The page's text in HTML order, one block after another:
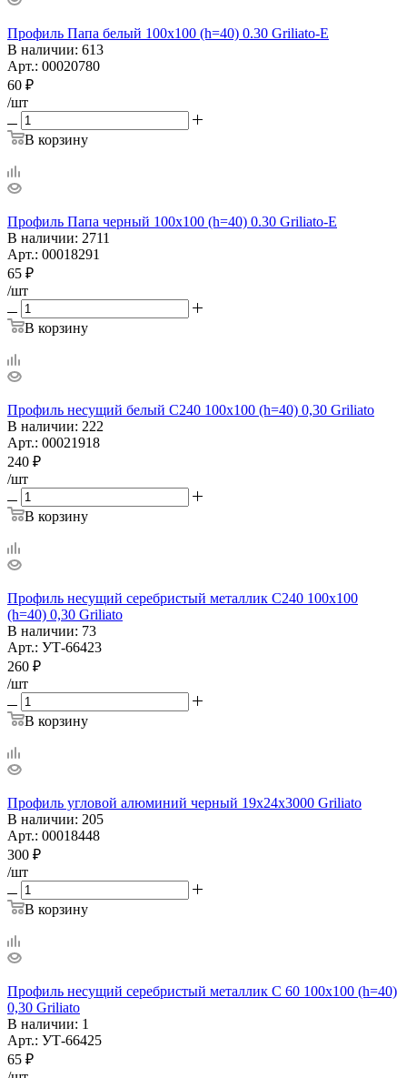
Профиль Папа белый 100х100 (h=40) 0.30 Griliato-E
В наличии: 613
Арт.: 00020780
60 ₽
/шт
В корзину
Профиль Папа черный 100х100 (h=40) 0.30 Griliato-E
В наличии: 2711
Арт.: 00018291
65 ₽
/шт
В корзину
Профиль несущий белый С240 100х100 (h=40) 0,30 Griliato
В наличии: 222
Арт.: 00021918
240 ₽
/шт
В корзину
Профиль несущий серебристый металлик С240 100х100
(h=40) 0,30 Griliato
В наличии: 73
Арт.: УТ-66423
260 ₽
/шт
В корзину
Профиль угловой алюминий черный 19х24х3000 Griliato
В наличии: 205
Арт.: 00018448
300 ₽
/шт
В корзину
Профиль несущий серебристый металлик С 60 100х100 (h=40)
0,30 Griliato
В наличии: 1
Арт.: УТ-66425
65 ₽